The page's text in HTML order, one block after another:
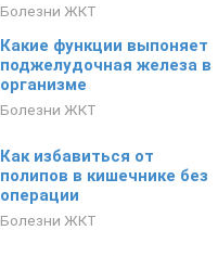
Болезни ЖКТ
Какие функции выпоняет
поджелудочная железа в
организме
Болезни ЖКТ
Как избавиться от
полипов в кишечнике без
операции
Болезни ЖКТ